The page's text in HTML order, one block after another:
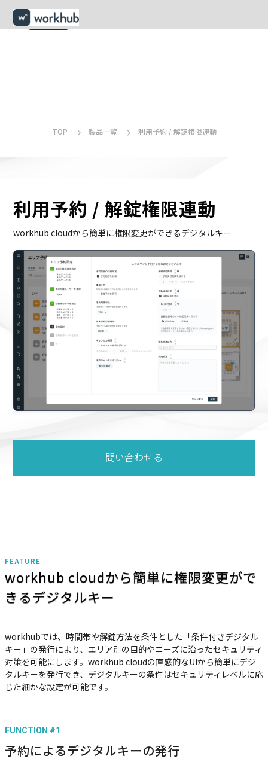
menu
TOP 製品一覧 利用予約 / 解錠権限連動
利用予約 / 解錠権限連動
workhub cloudから簡単に権限変更ができるデジタルキー
問い合わせる
FEATURE
workhub cloudから簡単に権限変更がで
きるデジタルキー
workhubでは、時間帯や解錠方法を条件とした「条件付きデジタル
キー」の発行により、エリア別の目的やニーズに沿ったセキュリティ
対策を可能にします。workhub cloudの直感的なUIから簡単にデジ
タルキーを発行でき、デジタルキーの条件はセキュリティレベルに応
じた細かな設定が可能です。
FUNCTION #1
予約によるデジタルキーの発行